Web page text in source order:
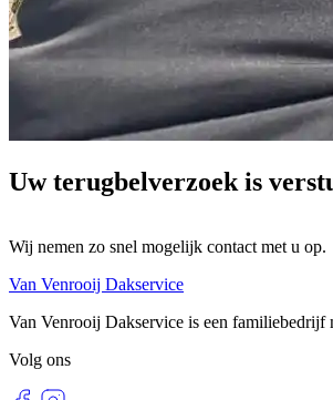
Uw terugbelverzoek is
Wij nemen zo snel mogelijk contact met u op.
Van Venrooij Dakservice
Van Venrooij Dakservice is een
Volg ons